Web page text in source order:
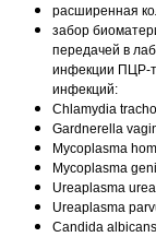
расширенная
забор
передачей в
инфекции ПЦР-
инфекций:
Chlamydia
Gardnerella
Mycoplasma
Mycoplasma
Ureaplasma
Ureaplasma
Candida albicans